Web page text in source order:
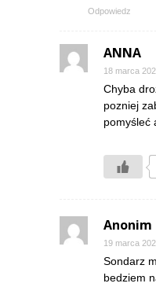
Odpowiedz
ANNA
18 marca
Chyba
pozniej
pomyśleć
Anonim
19 marca
Sondarz
bedziem